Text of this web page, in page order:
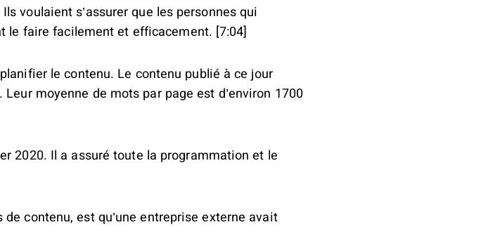
voulaient s’assurer que les personnes qui
le faire facilement et efficacement. [7:04]
le contenu. Le contenu publié à ce jour
moyenne de mots par page est d’environ 1700
2020. Il a assuré toute la programmation et le
contenu, est qu’une entreprise externe avait